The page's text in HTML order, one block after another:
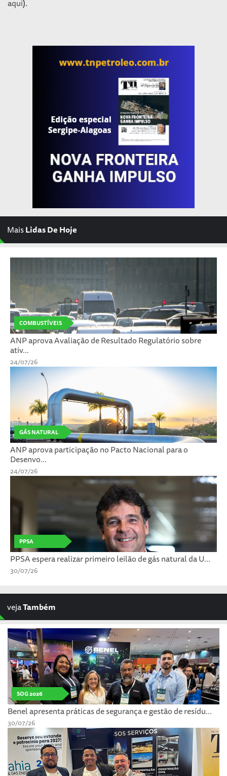
aqui).
MaisLidas De Hoje
COMBUSTÍVEIS
ANP aprova Avaliação de Resultado Regulatório sobre
ativ...
24/07/26
GÁS NATURAL
ANP aprova participação no Pacto Nacional para o
Desenvo...
24/07/26
PPSA
PPSA espera realizar primeiro leilão de gás natural da U...
30/07/26
vejaTambém
SOG 2026
Benel apresenta práticas de segurança e gestão de resídu...
30/07/26